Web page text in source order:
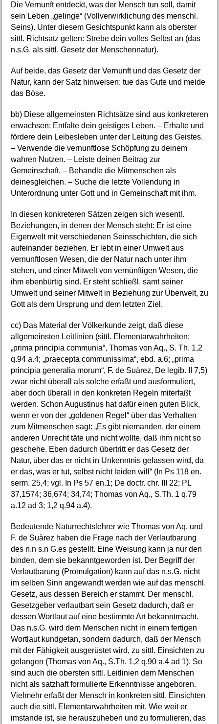
Die Vernunft entdeckt, was der Mensch tun soll, damit
sein Leben „gelinge“ (Vollverwirklichung des menschl.
Seins). Unter diesem Gesichtspunkt kann als oberster
sittl. Richtsatz gelten: Strebe dein volles Selbst an (das
n.s.G. als sittl. Gesetz der Menschennatur).
Auf beide, das Gesetz der Vernunft und das Gesetz der
Natur, kann der Satz hinweisen: tue das Gute und meide
das Böse.
bb) Diese allgemeinsten Richtsätze sind aus konkreteren
erwachsen: Entfalte dein geistiges Leben. – Erhalte und
fördere dein Leibesleben unter der Leitung des Geistes.
– Verwende die vernunftlose Schöpfung zu deinem
wahren Nutzen. – Leiste deinen Beitrag zur
Gemeinschaft. – Behandle die Mitmenschen als
deinesgleichen. – Suche die letzte Vollendung in
Unterordnung unter Gott und in Gemeinschaft mit ihm.
In diesen konkreteren Sätzen zeigen sich wesentl.
Beziehungen, in denen der Mensch steht: Er ist eine
Eigenwelt mit verschiedenen Seinsschichten, die sich
aufeinander beziehen. Er lebt in einer Umwelt aus
vernunftlosen Wesen, die der Natur nach unter ihm
stehen, und einer Mitwelt von vernünftigen Wesen, die
ihm ebenbürtig sind. Er steht schließl. samt seiner
Umwelt und seiner Mitwelt in Beziehung zur Überwelt, zu
Gott als dem Ursprung und dem letzten Ziel.
cc) Das Material der Völkerkunde zeigt, daß diese
allgemeinsten Leitlinien (sittl. Elementarwahrheiten;
„prima principia communia“, Thomas von Aq., S. Th. 1,2
q.94 a.4; „praecepta communissima“, ebd. a.6; „prima
principia generalia morum“, F. de Suàrez, De legib. II 7,5)
zwar nicht überall als solche erfaßt und ausformuliert,
aber doch überall in den konkreten Regeln miterfaßt
werden. Schon Augustinus hat dafür einen guten Blick,
wenn er von der „goldenen Regel“ über das Verhalten
zum Mitmenschen sagt: „Es gibt niemanden, der einem
anderen Unrecht täte und nicht wollte, daß ihm nicht so
geschehe. Eben dadurch übertritt er das Gesetz der
Natur, über das er nicht in Unkenntnis gelassen wird, da
er das, was er tut, selbst nicht leiden will“ (In Ps 118 en.
serm. 25,4; vgl. In Ps 57 en.1; De doctr. chr. III 22; PL
37,1574; 36,674; 34,74; Thomas von Aq., S.Th. 1 q.79
a.12 ad 3; 1,2 q.94 a.4).
Bedeutende Naturrechtslehrer wie Thomas von Aq. und
F. de Suàrez haben die Frage nach der Verlautbarung
des n.n s.n G.es gestellt. Eine Weisung kann ja nur den
binden, dem sie bekanntgeworden ist. Der Begriff der
Verlautbarung (Promulgation) kann auf das n.s.G. nicht
im selben Sinn angewandt werden wie auf das menschl.
Gesetz, aus dessen Bereich er stammt. Der menschl.
Gesetzgeber verlautbart sein Gesetz dadurch, daß er
dessen Wortlaut auf eine bestimmte Art bekanntmacht.
Das n.s.G. wird dem Menschen nicht in einem fertigen
Wortlaut kundgetan, sondern dadurch, daß der Mensch
mit der Fähigkeit ausgerüstet wird, zu sittl. Einsichten zu
gelangen (Thomas von Aq., S.Th. 1,2 q.90 a.4 ad 1). So
sind auch die obersten sittl. Leitlinien dem Menschen
nicht als satzhaft formulierte Erkenntnisse angeboren.
Vielmehr erfaßt der Mensch in konkreten sittl. Einsichten
auch die sittl. Elementarwahrheiten mit. Wie weit er
imstande ist, sie herauszuheben und zu formulieren, das